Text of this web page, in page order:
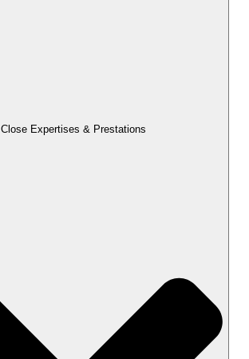
Close Expertises & Prestations